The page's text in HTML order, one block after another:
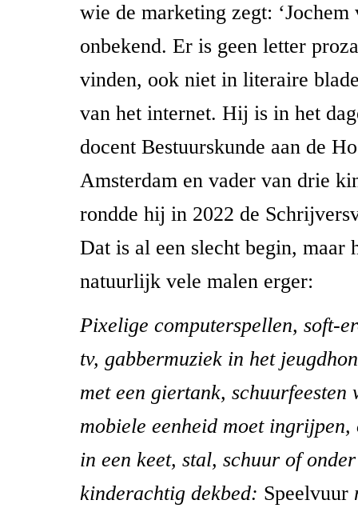
wie de marketing zegt: ‘Jochem
onbekend. Er is geen letter
vinden, ook niet in literaire
van het internet. Hij is in het
docent Bestuurskunde aan de
Amsterdam en vader van drie
rondde hij in 2022 de
Dat is al een slecht begin, maar
natuurlijk vele malen erger:
Pixelige computerspellen, soft-
tv, gabbermuziek in het
met een giertank, schuurfeesten
mobiele eenheid moet ingrijpen,
in een keet, stal, schuur of
kinderachtig dekbed: Speelvuur